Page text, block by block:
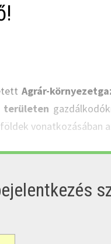
Agrár-
területen
vonatkozásában